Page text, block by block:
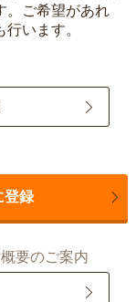
。ご希望があれ
います。
登録
要のご案内